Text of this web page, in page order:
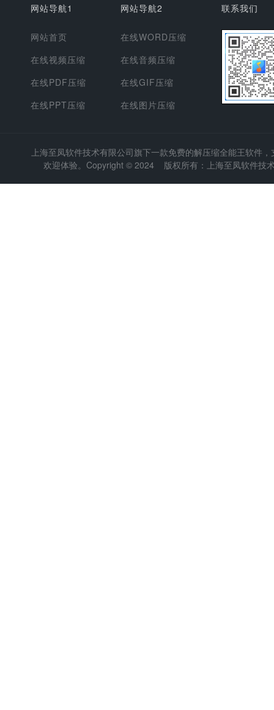
网站导航1
网站首页
在线视频压缩
在线PDF压缩
在线PPT压缩
网站导航2
在线WORD压缩
在线音频压缩
在线GIF压缩
在线图片压缩
联系我们
上海至凤软件技术有限公司旗下一款免费的解压缩全能王软件
欢迎体验。Copyright © 2024 版权所有：上海至凤软件技